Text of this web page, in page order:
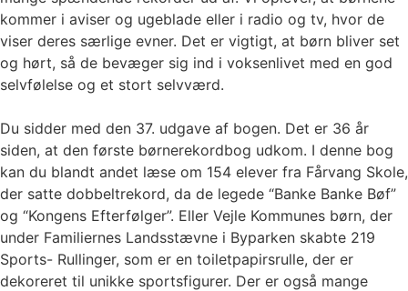
kommer i aviser og ugeblade eller i radio og tv, hvor de
viser deres særlige evner. Det er vigtigt, at børn bliver set
og hørt, så de bevæger sig ind i voksenlivet med en god
selvfølelse og et stort selvværd.
Du sidder med den 37. udgave af bogen. Det er 36 år
siden, at den første børnerekordbog udkom. I denne bog
kan du blandt andet læse om 154 elever fra Fårvang Skole,
der satte dobbeltrekord, da de legede “Banke Banke Bøf”
og “Kongens Efterfølger”. Eller Vejle Kommunes børn, der
under Familiernes Landsstævne i Byparken skabte 219
Sports- Rullinger, som er en toiletpapirsrulle, der er
dekoreret til unikke sportsfigurer. Der er også mange